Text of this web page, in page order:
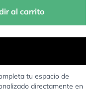
al carrito
tu espacio de
directamente en